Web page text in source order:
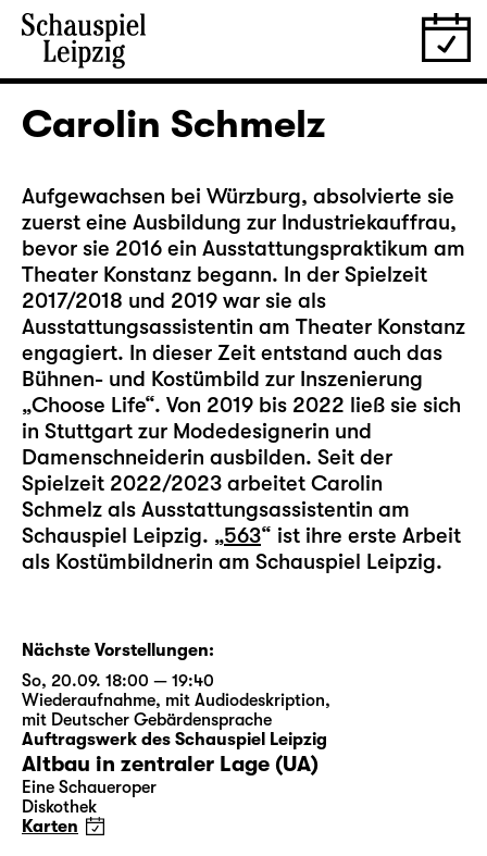
Carolin Schmelz
Aufgewachsen bei Würzburg, absolvierte sie
zuerst eine Ausbildung zur Industriekauffrau,
bevor sie 2016 ein Ausstattungspraktikum am
Theater Konstanz begann. In der Spielzeit
2017/2018 und 2019 war sie als
Ausstattungsassistentin am Theater Konstanz
engagiert. In dieser Zeit entstand auch das
Bühnen- und Kostümbild zur Inszenierung
„Choose Life“. Von 2019 bis 2022 ließ sie sich
in Stuttgart zur Modedesignerin und
Damenschneiderin ausbilden. Seit der
Spielzeit 2022/2023 arbeitet Carolin
Schmelz als Ausstattungsassistentin am
Schauspiel Leipzig. „563“ ist ihre erste Arbeit
als Kostümbildnerin am Schauspiel Leipzig.
Nächste Vorstellungen:
So, 20.09. 18:00 — 19:40
Wiederaufnahme, mit Audiodeskription,
mit Deutscher Gebärdensprache
Auftragswerk des Schauspiel Leipzig
Altbau in zentraler Lage (UA)
Eine Schaueroper
Diskothek
Karten